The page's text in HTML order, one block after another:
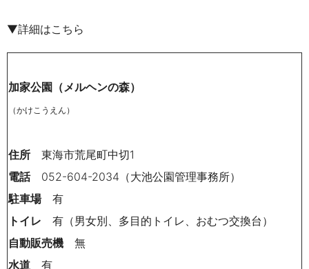
▼詳細はこちら
加家公園（メルヘンの森）
（かけこうえん）
住所 東海市荒尾町中切1
電話052-604-2034（大池公園管理事務所）
駐車場有
トイレ 有（男女別、多目的トイレ、おむつ交換台）
自動販売機 無
水道 有